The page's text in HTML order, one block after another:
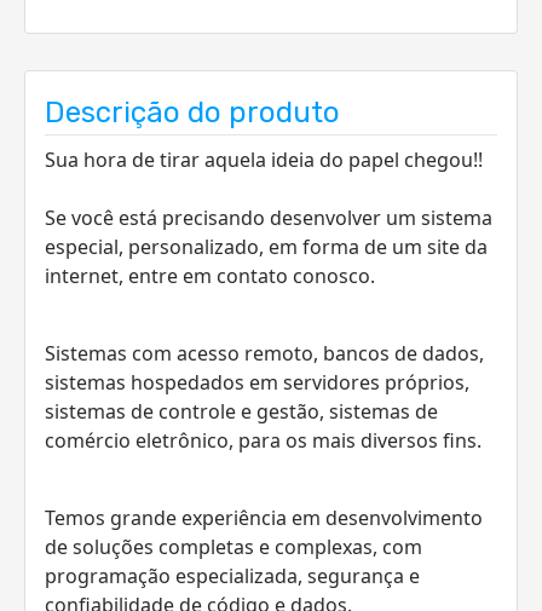
Descrição do produto
Sua hora de tirar aquela ideia do papel chegou!!
Se você está precisando desenvolver um sistema
especial, personalizado, em forma de um site da
internet, entre em contato conosco.
Sistemas com acesso remoto, bancos de dados,
sistemas hospedados em servidores próprios,
sistemas de controle e gestão, sistemas de
comércio eletrônico, para os mais diversos fins.
Temos grande experiência em desenvolvimento
de soluções completas e complexas, com
programação especializada, segurança e
confiabilidade de código e dados.